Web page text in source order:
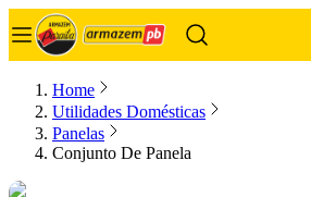
Home
Utilidades Domésticas
Panelas
Conjunto De Panela